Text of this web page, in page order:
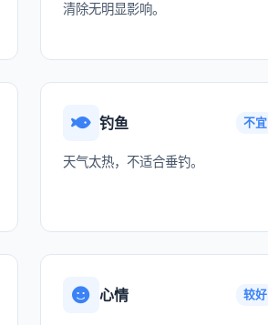
清除无明显影响。
钓鱼 不宜
天气太热，不适合垂钓。
心情 较好